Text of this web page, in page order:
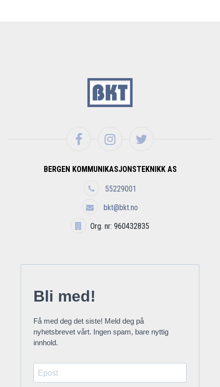
BERGEN KOMMUNIKASJONSTEKNIKK AS
55229001
bkt@bkt.no
Org. nr: 960432835
Bli med!
Få med deg det siste! Meld deg på
nyhetsbrevet vårt. Ingen spam, bare nyttig
innhold.